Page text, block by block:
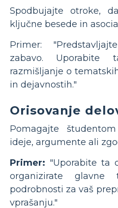
Spodbujajte otroke,
ključne besede in
Primer:
zabavo.
razmišljanje o
in dejavnostih."
Orisovanje
Pomagajte
ideje, argumente ali
Primer: "Uporabite ta
organizirate
podrobnosti za vaš
vprašanju."